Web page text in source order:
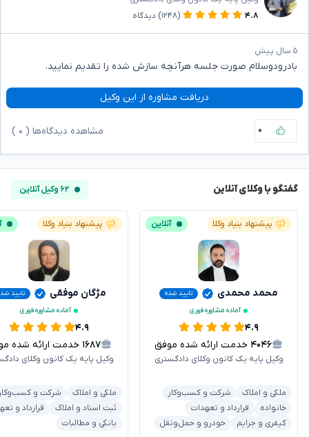
۴.۸
(۱۲۴۸) دیدگاه
۵ سال پیش
بادرودوسلام صورت جلسه هرآنچه سازش شده را تقدیم نمایید.
دریافت مشاوره از این وکیل
۰ مشاهده دیدگاه‌ها ( ۰
گفتگو با وکلای آنلاین ۶۲ وکیل آنلاین
پیشنهاد بنیاد وکلا آنلاین
محمد محمدی
تایید شده
آماده مشاوره فوری
۴.۹
۴۰۴۶ خدمت ارائه شده موفق
وکیل پایه یک کانون وکلای دادگستری
ملکی و املاک
شرکت و کسب‌وکار
خانواده
قرارداد و تعهدات
کیفری و جرایم
خودرو و حمل‌ونقل
پیشنهاد بنیاد وکلا
مژگان موفقی
تایید
آماده مشاوره فوری
۴.۹
۱۶۸۷ خدمت ارائه شده موفق
وکیل پایه یک کانون وکلای
ملکی و املاک
شرکت و
ثبت اسناد و املاک
قرارداد و
بانکی و مطالبات